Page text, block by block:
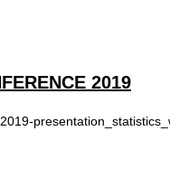
2019